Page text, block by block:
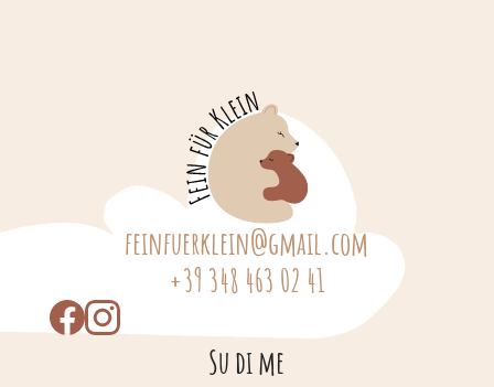
feinfuerklein@gmail.com
+39 348 463 02 41
Su di me